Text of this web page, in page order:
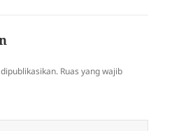
Ruas yang wajib